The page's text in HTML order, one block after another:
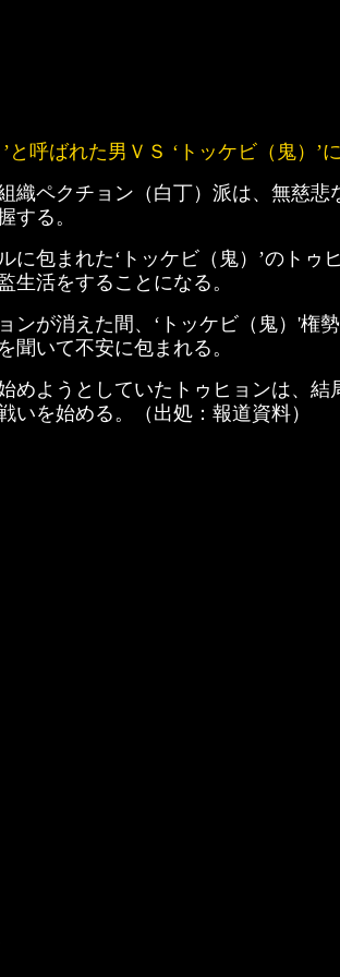
と呼ばれた男ＶＳ ‘トッケビ（鬼）’
織ペクチョン（白丁）派は、無慈
する。
に包まれた‘トッケビ（鬼）’のト
生活をすることになる。
ンが消えた間、‘トッケビ（鬼）'権
聞いて不安に包まれる。
めようとしていたトゥヒョンは、
いを始める。（出処：報道資料）